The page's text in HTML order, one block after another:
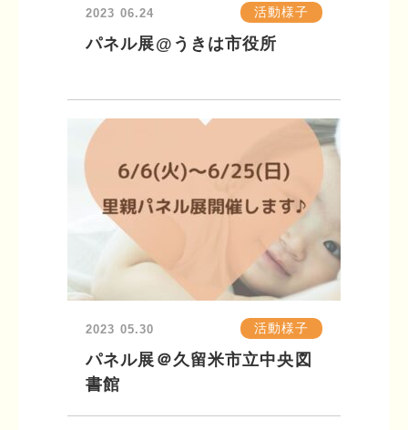
2023 06.24 活動様子
パネル展@うきは市役所
2023 05.30 活動様子
パネル展＠久留米市立中央図
書館